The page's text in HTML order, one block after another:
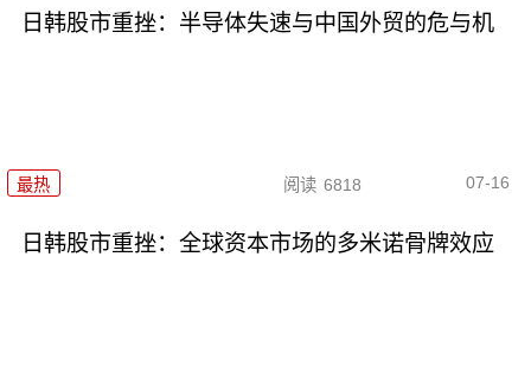
日韩股市重挫：半导体失速与中国外贸的危与机
最热 阅读 6818 07-16
日韩股市重挫：全球资本市场的多米诺骨牌效应